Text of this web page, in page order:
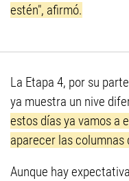
estén", afirmó.
La Etapa 4, por su
ya muestra un nive
estos días ya vamos a
aparecer las columnas
Aunque hay